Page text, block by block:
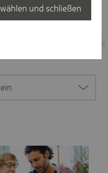
Pflegende
und schließen